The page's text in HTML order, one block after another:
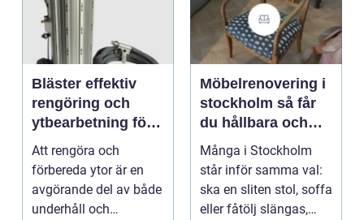
Bläster effektiv
rengöring och
ytbearbetning för
proffs och
hantverkare
Att rengöra och
förbereda ytor är en
avgörande del av både
underhåll och
Möbelrenovering i
stockholm så får
du hållbara och
vackra möbler
Många i Stockholm
står inför samma val:
ska en sliten stol, soffa
eller fåtölj slängas,